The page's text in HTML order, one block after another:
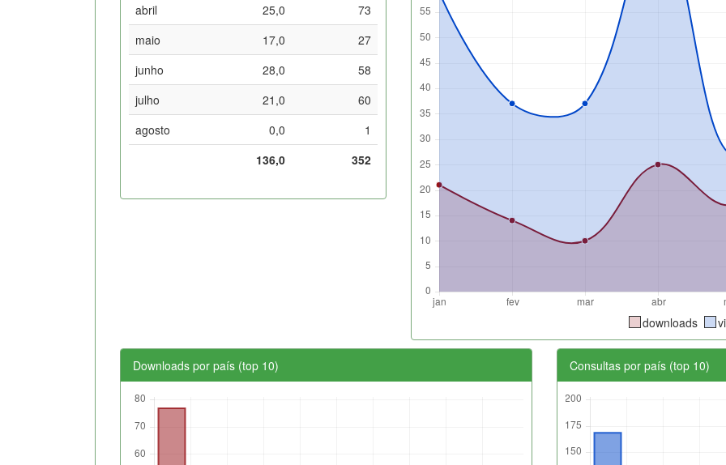
abril
25,0
73
maio
17,0
27
junho
28,0
58
julho
21,0
60
agosto
0,0
1
136,0
352
downloads
Downloads por país (top 10) Consultas por país (top 10)